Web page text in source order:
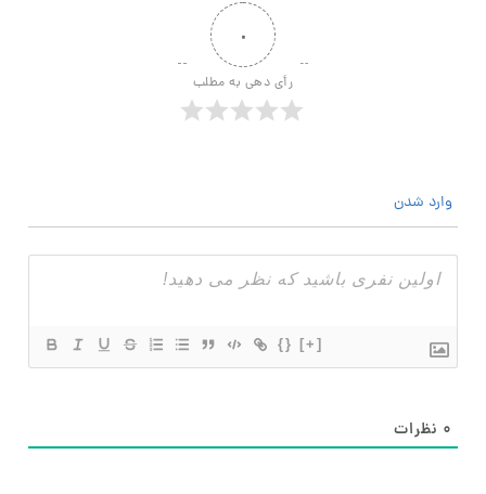
۰
رأی دهی به مطلب
وارد شدن
{} [+]
۰ نظرات